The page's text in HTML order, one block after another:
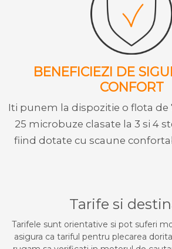
BENEFICIEZI DE
CONFORT
Iti punem la dispozitie o flota de
25 microbuze clasate la 3 si 4
fiind dotate cu scaune
Tarife si
Tarifele sunt orientative si pot suferi
asigura ca tariful pentru plecarea